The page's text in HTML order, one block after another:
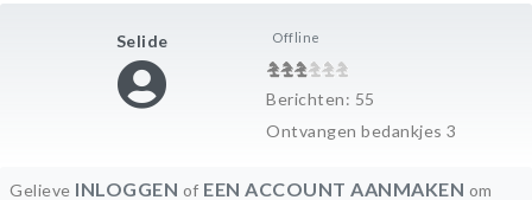
Selide Offline
Berichten: 55
Ontvangen bedankjes 3
Gelieve INLOGGEN of EEN ACCOUNT AANMAKEN om